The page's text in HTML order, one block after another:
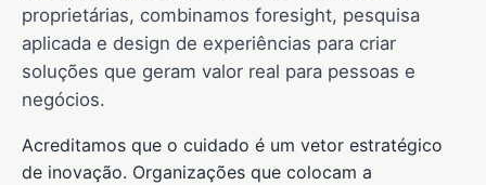
proprietárias, combinamos foresight, pesquisa
aplicada e design de experiências para criar
soluções que geram valor real para pessoas e
negócios.
Acreditamos que o cuidado é um vetor estratégico
de inovação. Organizações que colocam a